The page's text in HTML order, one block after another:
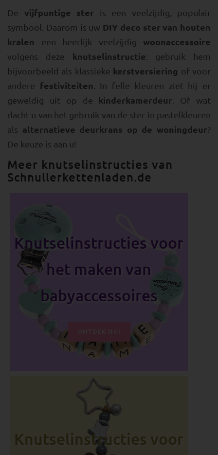
De vijfpuntige ster is een veelzijdig, populair
symbool. Daarom is uw DIY deco ster van houten
kralen een heerlijk veelzijdig woonaccessoire
volgens deze knutselinstructie: gebruik hem
bijvoorbeeld als klassieke kerstversiering of voor
andere festiviteiten . In felle kleuren ziet hij er
geweldig uit op de kinderkamerdeur . Of wat
dacht u van het gebruik van de ster in pastelkleuren
als alternatieve deurkrans op de woningdeur?
De keuze is aan u!
Meer knutselinstructies van
Schnullerkettenladen.de
Knutselinstructies voor
het maken van
babyaccessoires
Knutselinstructies voor